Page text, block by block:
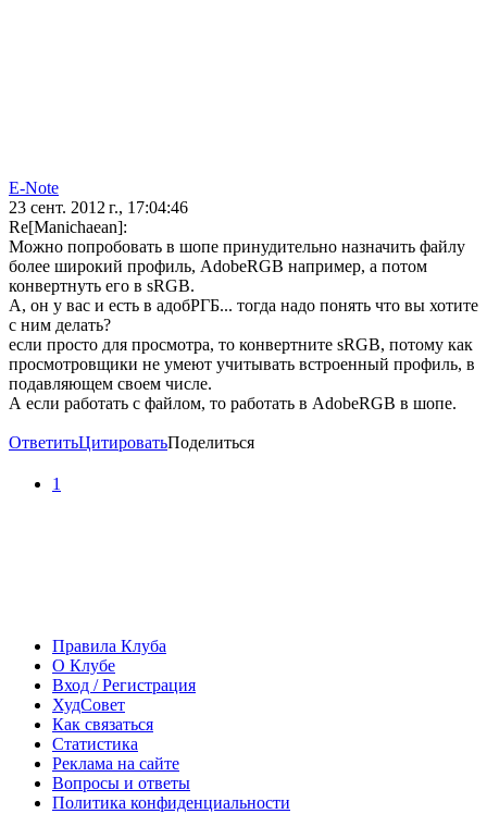
E-Note
23 сент. 2012 г., 17:04:46
Re[Manichaean]:
Можно попробовать в шопе принудительно назначить файлу
более широкий профиль, AdobeRGB например, а потом
конвертнуть его в sRGB.
А, он у вас и есть в адобРГБ... тогда надо понять что вы хотите
с ним делать?
если просто для просмотра, то конвертните sRGB, потому как
просмотровщики не умеют учитывать встроенный профиль, в
подавляющем своем числе.
А если работать с файлом, то работать в AdobeRGB в шопе.
ОтветитьЦитироватьПоделиться
1
Правила Клуба
О Клубе
Вход / Регистрация
ХудСовет
Как связаться
Статистика
Реклама на сайте
Вопросы и ответы
Политика конфиденциальности